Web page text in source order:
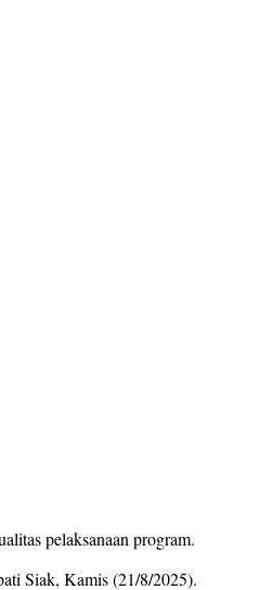
pelaksanaan program.
Siak, Kamis (21/8/2025).